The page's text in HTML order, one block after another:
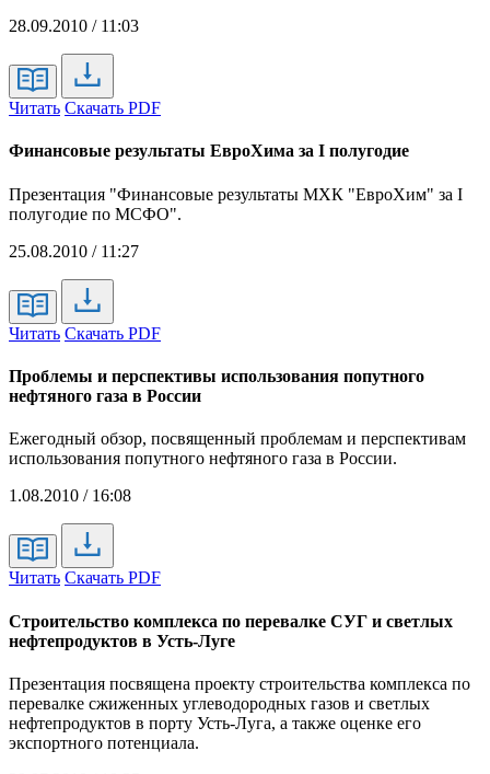
28.09.2010 / 11:03
Читать Скачать PDF
Финансовые результаты ЕвроХима за I полугодие
Презентация "Финансовые результаты МХК "ЕвроХим" за I
полугодие по МСФО".
25.08.2010 / 11:27
Читать Скачать PDF
Проблемы и перспективы использования попутного
нефтяного газа в России
Ежегодный обзор, посвященный проблемам и перспективам
использования попутного нефтяного газа в России.
1.08.2010 / 16:08
Читать Скачать PDF
Строительство комплекса по перевалке СУГ и светлых
нефтепродуктов в Усть-Луге
Презентация посвящена проекту строительства комплекса по
перевалке сжиженных углеводородных газов и светлых
нефтепродуктов в порту Усть-Луга, а также оценке его
экспортного потенциала.